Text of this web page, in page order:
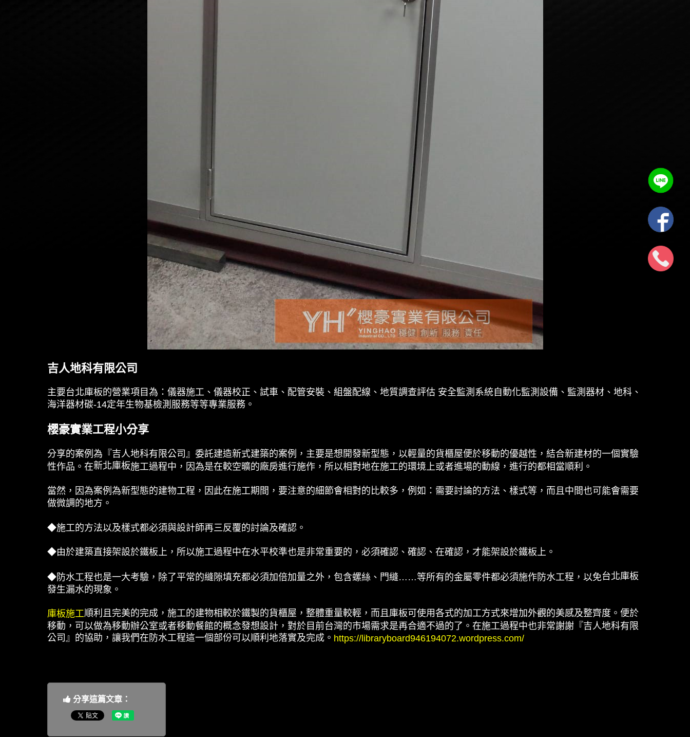
吉人地科有限公司
主要台北庫板的營業項目為：儀器施工、儀器校正、試車、配管安裝、組盤配線、地質調查評估 安全監測系統自動化監測設備、監測器材、地科、
海洋器材碳-14定年生物基檢測服務等等專業服務。
櫻豪實業工程小分享
分享的案例為『吉人地科有限公司』委託建造新式建築的案例，主要是想開發新型態，以輕量的貨櫃屋便於移動的優越性，結合新建材的一個實驗
性作品。在新北庫板施工過程中，因為是在較空曠的廠房進行施作，所以相對地在施工的環境上或者進場的動線，進行的都相當順利。
當然，因為案例為新型態的建物工程，因此在施工期間，要注意的細節會相對的比較多，例如：需要討論的方法、樣式等，而且中間也可能會需要
做微調的地方。
◆施工的方法以及樣式都必須與設計師再三反覆的討論及確認。
◆由於建築直接架設於鐵板上，所以施工過程中在水平校準也是非常重要的，必須確認、確認、在確認，才能架設於鐵板上。
◆防水工程也是一大考驗，除了平常的縫隙填充都必須加倍加量之外，包含螺絲、門縫……等所有的金屬零件都必須施作防水工程，以免台北庫板
發生漏水的現象。
庫板施工順利且完美的完成，施工的建物相較於鐵製的貨櫃屋，整體重量較輕，而且庫板可使用各式的加工方式來增加外觀的美感及整齊度。便於
移動，可以做為移動辦公室或者移動餐館的概念發想設計，對於目前台灣的市場需求是再合適不過的了。在施工過程中也非常謝謝『吉人地科有限
公司』的協助，讓我們在防水工程這一個部份可以順利地落實及完成。 https://libraryboard946194072.wordpress.com/
分享這篇文章：